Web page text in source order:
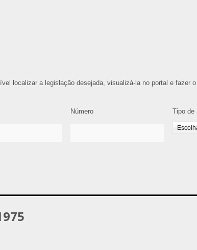
localizar a legislação desejada, visualizá-la no portal e fazer
Número Tipo de